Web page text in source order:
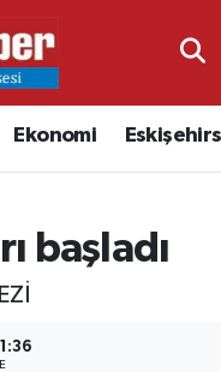
Ekonomi
başladı